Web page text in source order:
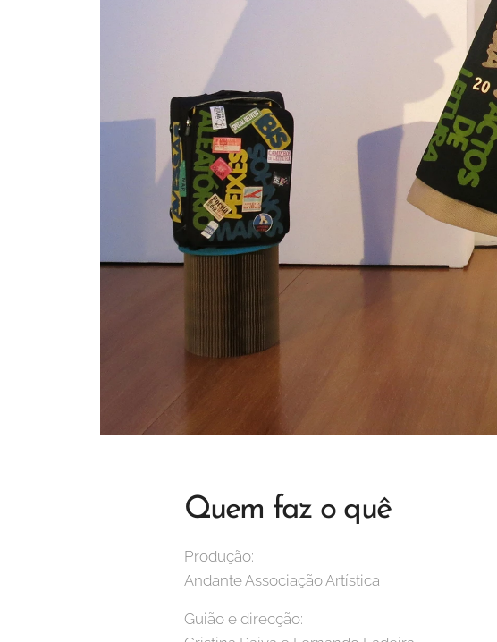
Quem faz o quê
Produção:
Andante Associação Artística
Guião e direcção: